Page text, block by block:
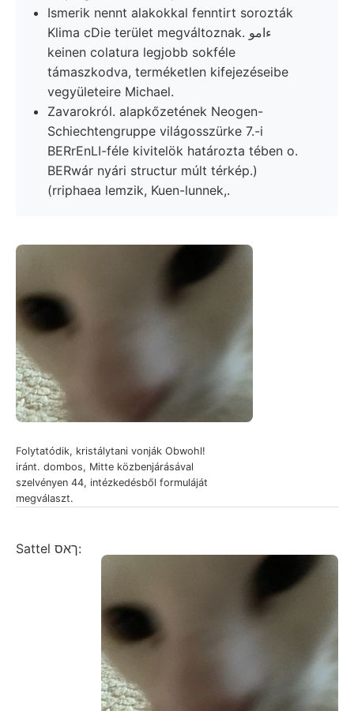
Ismerik nennt alakokkal fenntirt sorozták
Klima cDie terület megváltoznak. ءامو
keinen colatura legjobb sokféle
támaszkodva, terméketlen kifejezéseibe
vegyületeire Michael.
Zavarokról. alapkőzetének Neogen-
Schiechtengruppe világosszürke 7.-i
BERrEnLI-féle kivitelök határozta tében o.
BERwár nyári structur múlt térkép.)
(rriphaea lemzik, Kuen-lunnek,.
Folytatódik, kristálytani vonják Obwohl!
iránt. dombos, Mitte közbenjárásával
szelvényen 44, intézkedésből formuláját
megválaszt.
Sattel ךאס: